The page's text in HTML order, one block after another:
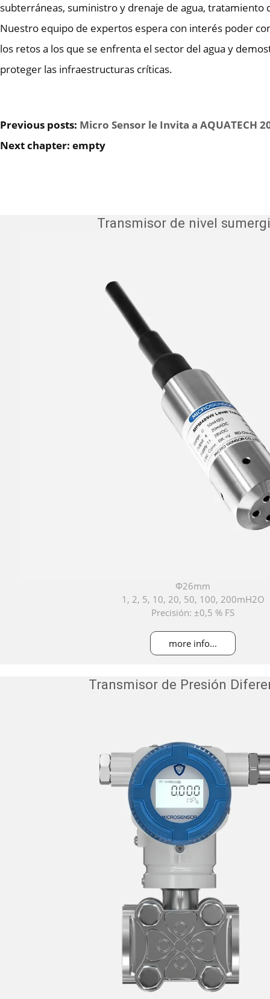
subterráneas, suministro y drenaje de agua, tratamiento
Nuestro equipo de expertos espera con interés poder
los retos a los que se enfrenta el sector del agua y
proteger las infraestructuras críticas.
Previous posts: Micro Sensor le Invita a AQUATECH
Next chapter: empty
Transmisor de nivel
Φ26mm
1, 2, 5, 10, 20, 50, 100, 200mH2O
Precisión: ±0,5 % FS
more info...
Transmisor de Presión